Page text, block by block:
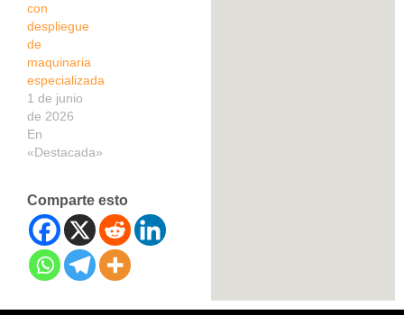
con
despliegue
de
maquinaria
especializada
1 de junio
de 2026
En
«Destacada»
Comparte esto